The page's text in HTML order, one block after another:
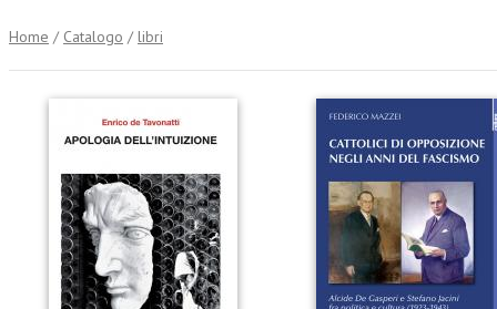
Home / Catalogo / libri